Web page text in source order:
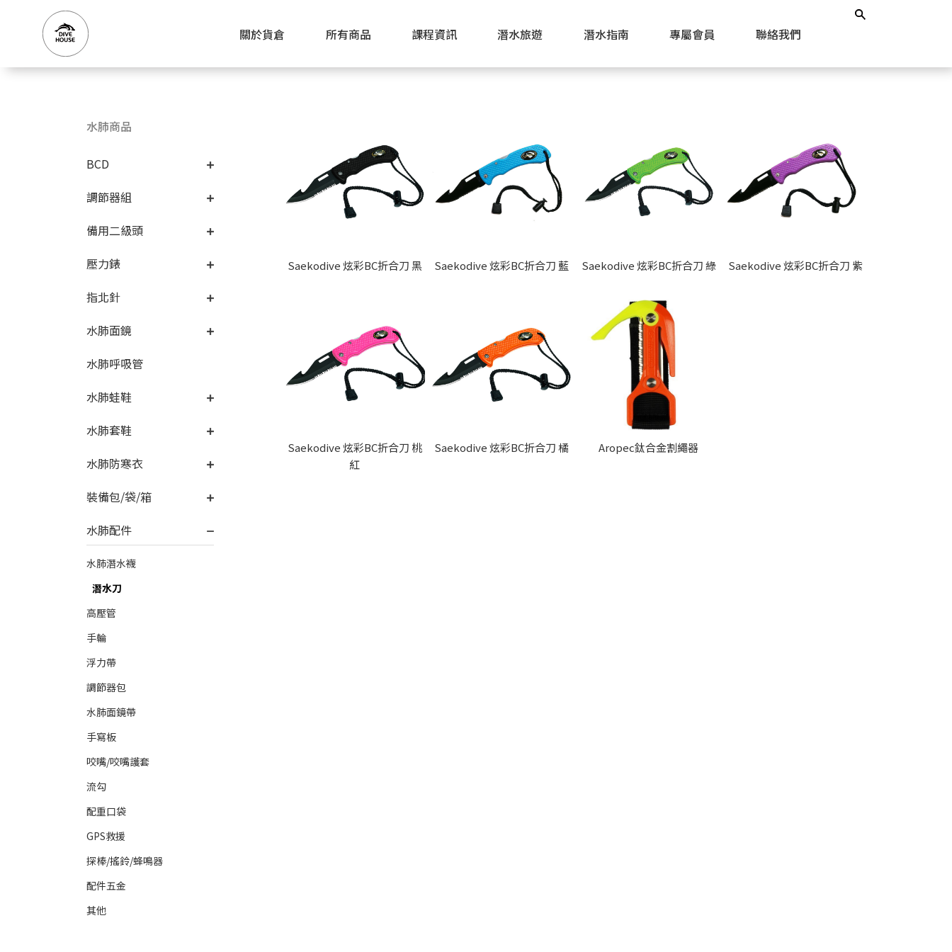
關於貨倉 所有商品 課程資訊 潛水旅遊 潛水指南 專屬會員 聯絡我們
水肺商品
BCD
調節器組
備用二級頭
壓力錶
指北針
水肺面鏡
水肺呼吸管
水肺蛙鞋
水肺套鞋
水肺防寒衣
裝備包/袋/箱
水肺配件
水肺潛水襪
潛水刀
高壓管
手輪
浮力帶
調節器包
水肺面鏡帶
手寫板
咬嘴/咬嘴護套
流勾
配重口袋
GPS救援
探棒/搖鈴/蜂鳴器
配件五金
其他
Saekodive 炫彩BC折合刀 黑 Saekodive 炫彩BC折合刀 藍 Saekodive 炫彩BC折合刀 綠 Saekodive 炫彩BC折合刀 紫
Saekodive 炫彩BC折合刀 桃
紅
Saekodive 炫彩BC折合刀 橘 Aropec鈦合金割繩器